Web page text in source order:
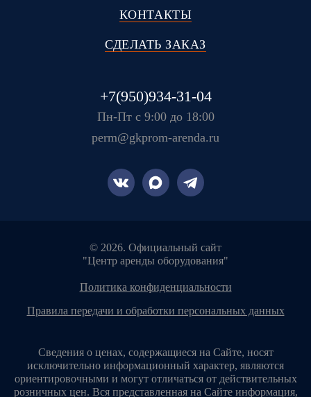
КОНТАКТЫ
СДЕЛАТЬ ЗАКАЗ
+7(950)934-31-04
Пн-Пт с 9:00 до 18:00
perm@gkprom-arenda.ru
© 2026. Официальный сайт
"Центр аренды оборудования"
политика конфиденциальности
правила передачи и обработки персональных данных
Сведения о ценах, содержащиеся на Сайте, носят
исключительно информационный характер, являются
ориентировочными и могут отличаться от действительных
розничных цен. Вся представленная на Сайте информация,